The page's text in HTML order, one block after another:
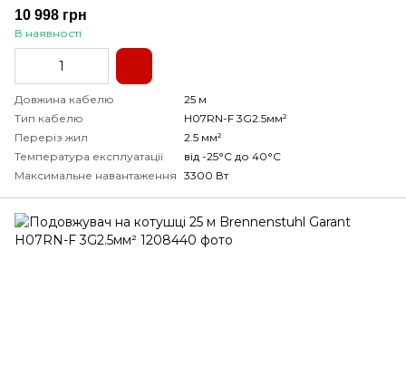
10 998 грн
В наявності
Довжина кабелю
25 м
Тип кабелю
H07RN-F 3G2.5мм²
Переріз жил
2.5 мм²
Температура експлуатації
від -25°С до 40°С
Максимальне навантаження 3300 Вт